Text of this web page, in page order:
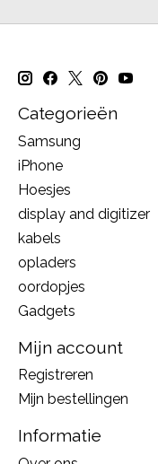
Categorieën
Samsung
iPhone
Hoesjes
display and digitizer
kabels
opladers
oordopjes
Gadgets
Mijn account
Registreren
Mijn bestellingen
Informatie